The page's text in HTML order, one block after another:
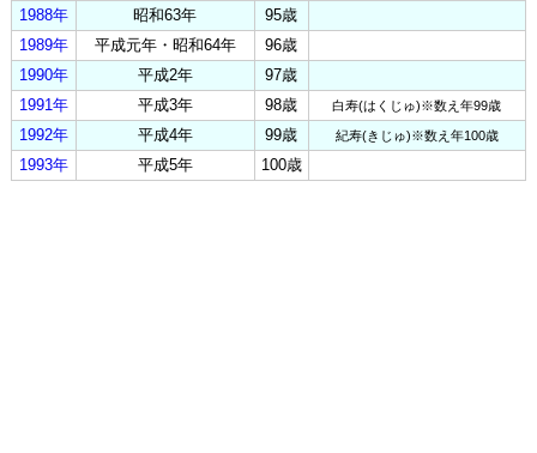
1988年
昭和63年
95歳
1989年
平成元年・昭和64年
96歳
1990年
平成2年
97歳
1991年
平成3年 98歳 白寿(はくじゅ)※数え年99歳
1992年 平成4年 99歳 紀寿(きじゅ)※数え年100歳
1993年 平成5年 100歳